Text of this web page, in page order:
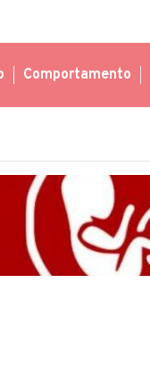
Comportamento